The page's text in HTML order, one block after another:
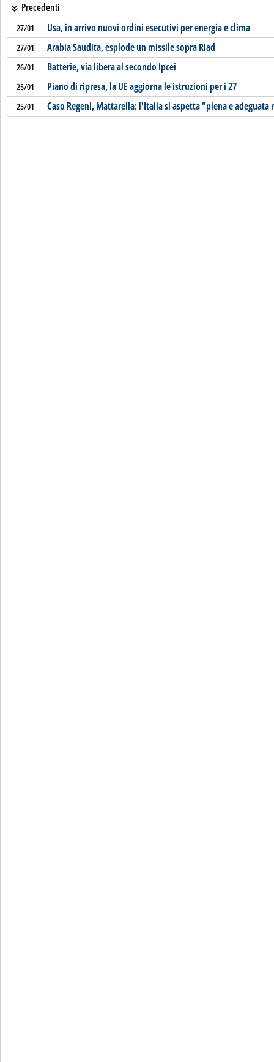
Precedenti
27/01 Usa, in arrivo nuovi ordini esecutivi per energia e clima
27/01 Arabia Saudita, esplode un missile sopra Riad
26/01 Batterie, via libera al secondo Ipcei
25/01 Piano di ripresa, la UE aggiorna le istruzioni per i 27
25/01 Caso Regeni, Mattarella: l'Italia si aspetta "piena e